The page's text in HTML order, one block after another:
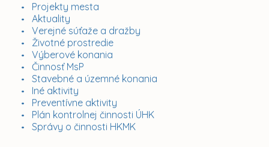
Projekty mesta
Aktuality
Verejné súťaže a dražby
Životné prostredie
Výberové konania
Činnosť MsP
Stavebné a územné konania
Iné aktivity
Preventívne aktivity
Plán kontrolnej činnosti ÚHK
Správy o činnosti HKMK